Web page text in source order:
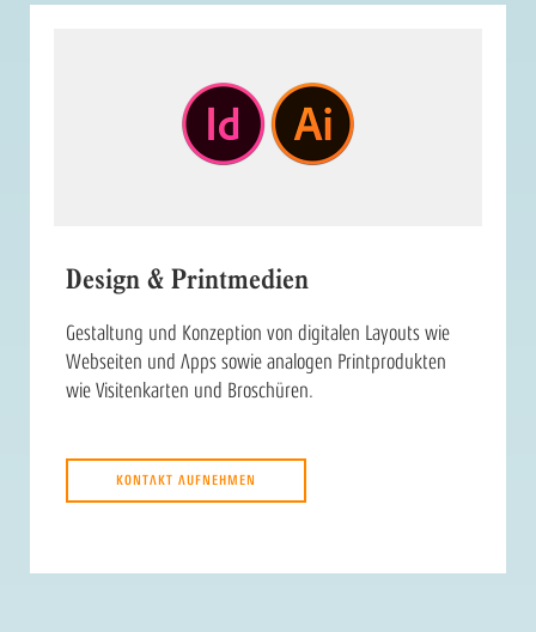
Design & Printmedien
Gestaltung und Konzeption von digitalen Layouts wie
Webseiten und Apps sowie analogen Printprodukten
wie Visitenkarten und Broschüren.
KONTAKT AUFNEHMEN